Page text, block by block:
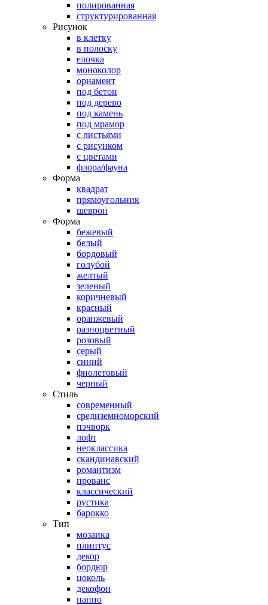
полированная
структурированная
Рисунок
в клетку
в полоску
елочка
моноколор
орнамент
под бетон
под дерево
под камень
под мрамор
с листьями
с рисунком
с цветами
флора/фауна
Форма
квадрат
прямоугольник
шеврон
Форма
бежевый
белый
бордовый
голубой
желтый
зеленый
коричневый
красный
оранжевый
разноцветный
розовый
серый
синий
фиолетовый
черный
Стиль
современный
средиземноморский
пэчворк
лофт
неоклассика
скандинавский
романтизм
прованс
классический
рустика
барокко
Тип
мозаика
плинтус
декор
бордюр
цоколь
декофон
панно